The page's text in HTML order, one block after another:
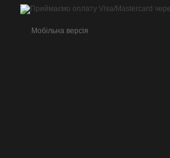
Мобільна версія